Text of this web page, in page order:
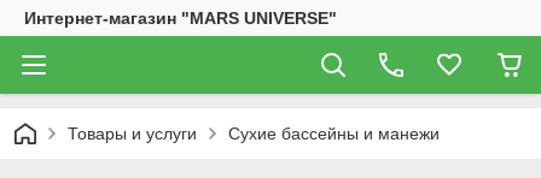
Интернет-магазин "MARS UNIVERSE"
Товары и услуги Сухие бассейны и манежи